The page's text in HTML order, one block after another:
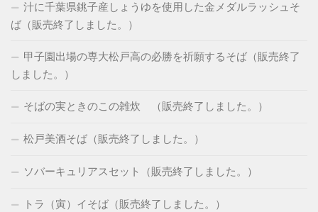
汁に千葉県銚子産しょうゆを使用した金メダルラッシュそ
ば（販売終了しました。）
甲子園出場の専大松戸高の必勝を祈願するそば（販売終了
しました。）
そばの実ときのこの雑炊 （販売終了しました。）
松戸美酒そば（販売終了しました。）
ソバーキュリアスセット（販売終了しました。）
トラ（寅）イそば（販売終了しました。）